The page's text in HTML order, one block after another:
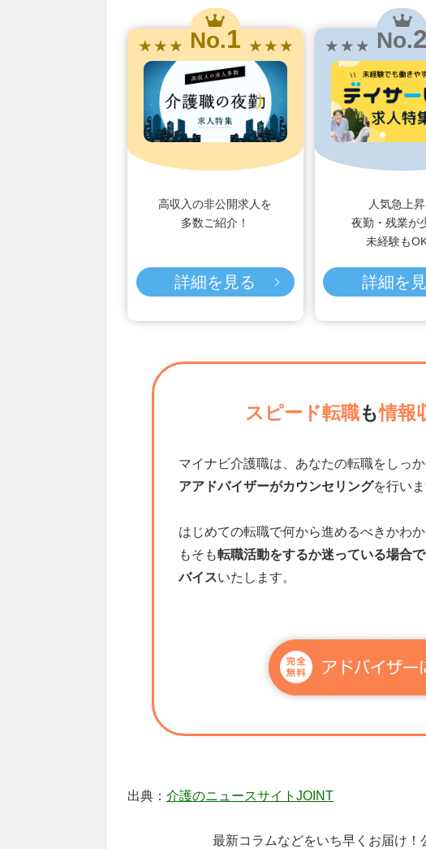
★ ★ ★ No.1 ★ ★ ★
高収入の非公開求人を
多数ご紹介！
詳細を見る
★ ★ ★ No.2
人気急上昇
夜勤・残業が
未経験もOK
詳細を
スピード転職も情報
マイナビ介護職は、あなたの転職をしっか
アアドバイザーがカウンセリングを行いま
はじめての転職で何から進めるべきかわ
もそも転職活動をするか迷っている場合
バイスいたします。
出典： 介護のニュースサイトJOINT
最新コラムなどをいち早くお届け！